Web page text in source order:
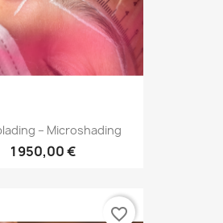
– Microshading
1 950,00 €
favorite_border